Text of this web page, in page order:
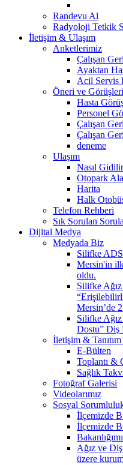
Randevu Al
Radyoloji Tetkik
İletişim & Ulaşım
Anketlerimiz
Çalışan
Ayaktan
Acil Servis
Öneri ve
Hasta
Personel
Çalışan
Çalışan
deneme
Ulaşım
Nasıl
Otopark
Harita
Halk
Telefon Rehberi
Sık Sorulan
Dijital Medya
Medyada Biz
Silifke
Mersin'in
oldu.
Silifke
Mersin’de
Silifke
Dostu” Diş
İletişim &
E-Bülten
Toplantı &
Sağlık
Fotoğraf Galerisi
Videolarımız
Sosyal
İlçemizde
İlçemizde
Ağız ve
üzere